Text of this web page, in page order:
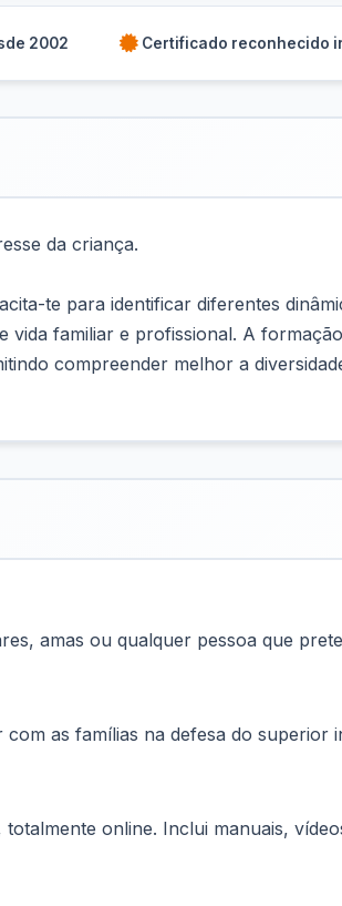
2002 Certificado reconhecido
da criança.
te para identificar diferentes
familiar e profissional. A
compreender melhor a
amas ou qualquer pessoa que
as famílias na defesa do superior
online. Inclui manuais,